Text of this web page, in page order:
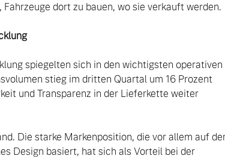
dort zu bauen, wo sie verkauft werden.
spiegelten sich in den wichtigsten operativen
stieg im dritten Quartal um 16 Prozent
und Transparenz in der Lieferkette weiter
Die starke Markenposition, die vor allem auf
Design basiert, hat sich als Vorteil bei der